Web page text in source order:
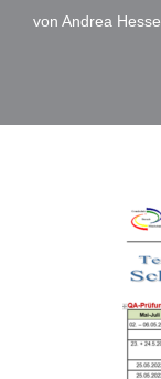
von Andrea Hesse